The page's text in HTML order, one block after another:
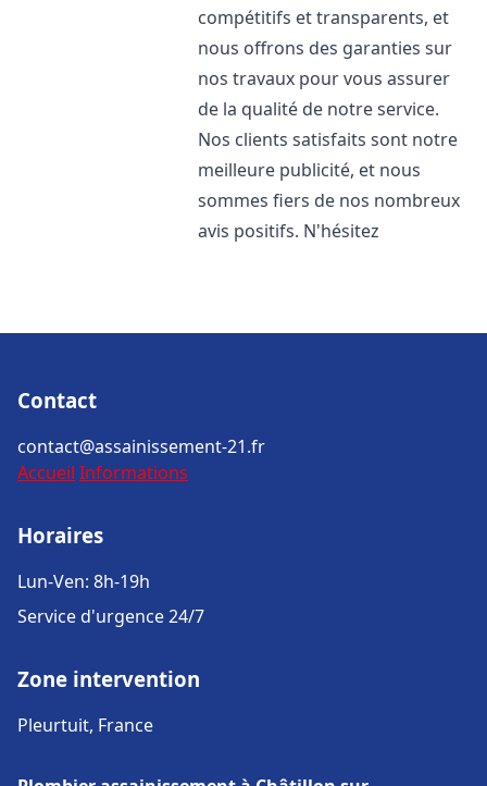
compétitifs et transparents, et
nous offrons des garanties sur
nos travaux pour vous assurer
de la qualité de notre service.
Nos clients satisfaits sont notre
meilleure publicité, et nous
sommes fiers de nos nombreux
avis positifs. N'hésitez
Contact
contact@assainissement-21.fr
Accueil Informations
Horaires
Lun-Ven: 8h-19h
Service d'urgence 24/7
Zone intervention
Pleurtuit, France